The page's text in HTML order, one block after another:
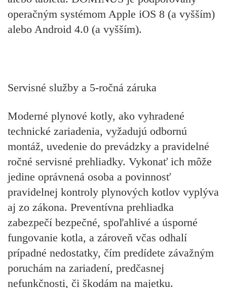
operačným systémom Apple iOS 8 (a vyšším)
alebo Android 4.0 (a vyšším).
Servisné služby a 5-ročná záruka
Moderné plynové kotly, ako vyhradené
technické zariadenia, vyžadujú odbornú
montáž, uvedenie do prevádzky a pravidelné
ročné servisné prehliadky. Vykonať ich môže
jedine oprávnená osoba a povinnosť
pravidelnej kontroly plynových kotlov vyplýva
aj zo zákona. Preventívna prehliadka
zabezpečí bezpečné, spoľahlivé a úsporné
fungovanie kotla, a zároveň včas odhalí
prípadné nedostatky, čím predídete závažným
poruchám na zariadení, predčasnej
nefunkčnosti, či škodám na majetku.